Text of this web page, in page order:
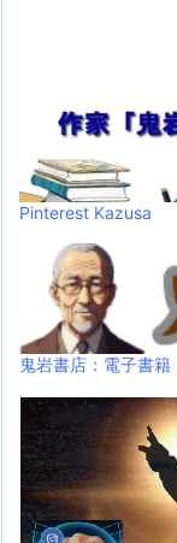
Pinterest Kazusa
鬼岩書店：電子書